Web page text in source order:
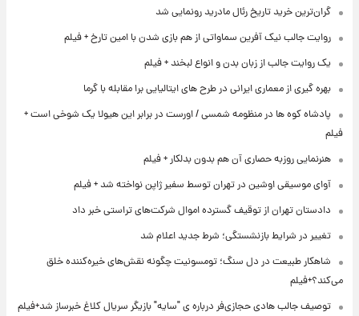
گران‌ترین خرید تاریخ رئال مادرید رونمایی شد
روایت جالب نیک آفرین سماواتی از هم بازی شدن با امین تارخ + فیلم
یک روایت جالب از زبان بدن و انواع لبخند + فیلم
بهره گیری از معماری ایرانی در طرح های ایتالیایی برا مقابله با گرما
پادشاه کوه ها در منظومه شمسی / اورست در برابر این هیولا یک شوخی است +
فیلم
هنرنمایی روزبه حصاری آن هم بدون بدلکار + فیلم
آوای موسیقی اوشین در تهران توسط سفیر ژاپن نواخته شد + فیلم
دادستان تهران از توقیف گسترده اموال شرکت‌های تراستی خبر داد
تغییر در شرایط بازنشستگی؛ شرط جدید اعلام شد
شاهکار طبیعت در دل سنگ؛ تومسونیت چگونه نقش‌های خیره‌کننده خلق
می‌کند؟+فیلم
توصیف جالب هادی حجازی‌فر درباره ی "سایه" بازیگر سریال کلاغ خبرساز شد+فیلم